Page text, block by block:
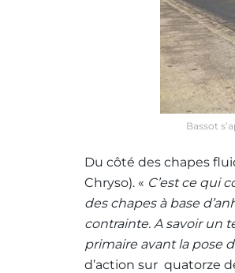
Bassot
Du côté des chapes
Chryso). « C’est ce qui
des chapes à base
contrainte. A savoir un
primaire avant la pose
d’action sur quatorze